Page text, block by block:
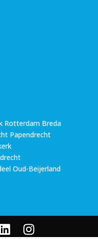
Rotterdam Breda
Papendrecht
Oud-Beijerland